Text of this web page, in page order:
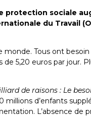
protection sociale
du Travail
monde. Tous ont
5,20 euros par jour.
de raisons : Le
millions d’enfants
L’absence